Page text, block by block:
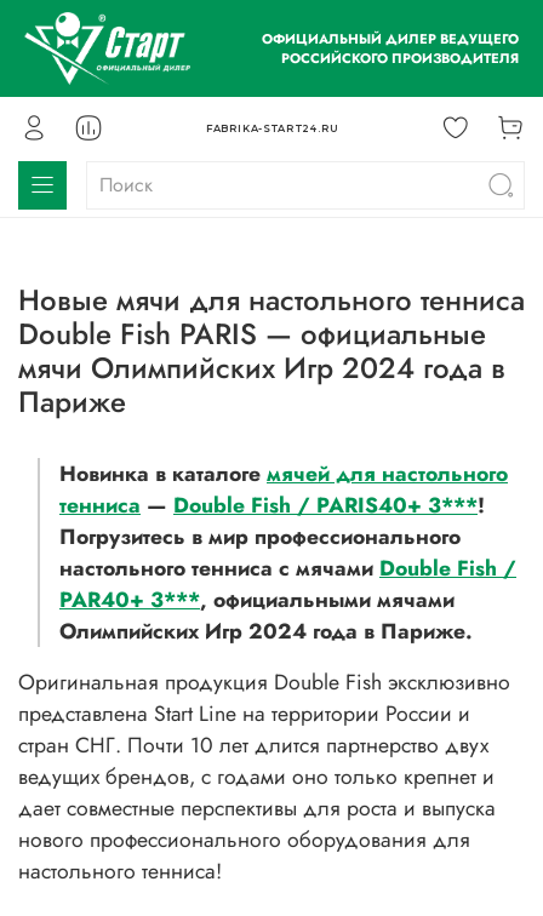
ОФИЦИАЛЬНЫЙ ДИЛЕР ВЕДУЩЕГО
РОССИЙСКОГО ПРОИЗВОДИТЕЛЯ
FABRIKA-START24.RU
Новые мячи для настольного тенниса
Double Fish PARIS — официальные
мячи Олимпийских Игр 2024 года в
Париже
Новинка в каталогемячей для настольного
тенниса — Double Fish / PARIS40+ 3***!
Погрузитесь в мир профессионального
настольного тенниса с мячами Double Fish /
PAR40+ 3***, официальными мячами
Олимпийских Игр 2024 года в Париже.
Оригинальная продукция Double Fish эксклюзивно
представлена Start Line на территории России и
стран СНГ. Почти 10 лет длится партнерство двух
ведущих брендов, с годами оно только крепнет и
дает совместные перспективы для роста и выпуска
нового профессионального оборудования для
настольного тенниса!